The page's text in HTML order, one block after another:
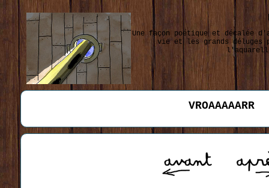
Une façon poétique et décalée
vie et les grands déluges
VROAAAAARR